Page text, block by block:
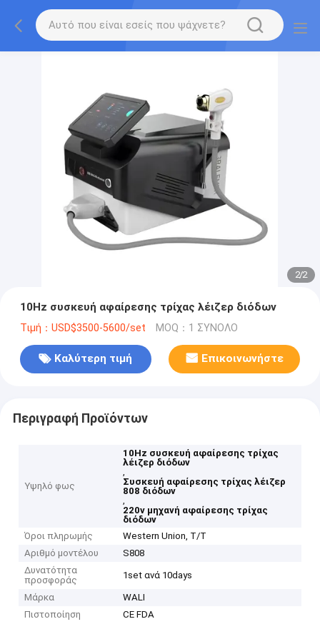
2/2
10Hz συσκευή αφαίρεσης τρίχας λέιζερ διόδων
Τιμή：USD$3500-5600/set MOQ：1 ΣΥΝΟΛΟ
Καλύτερη τιμή Επικοινωνήστε
Περιγραφή Προϊόντων
Υψηλό φως
10Hz συσκευή αφαίρεσης τρίχας
λέιζερ διόδων
,
Συσκευή αφαίρεσης τρίχας λέιζερ
808 διόδων
,
220v μηχανή αφαίρεσης τρίχας
διόδων
Όροι πληρωμής
Western Union, T/T
Αριθμό μοντέλου
S808
Δυνατότητα
προσφοράς
1set ανά 10days
Μάρκα
WALI
Πιστοποίηση
CE FDA